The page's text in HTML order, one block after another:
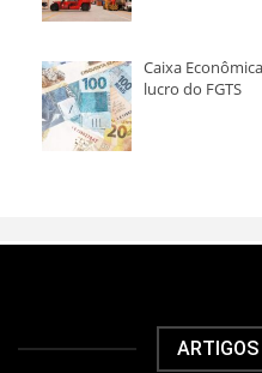
Caixa
lucro do FGTS